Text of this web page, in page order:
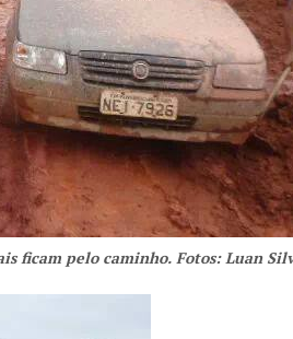
ficam pelo caminho. Fotos: Luan